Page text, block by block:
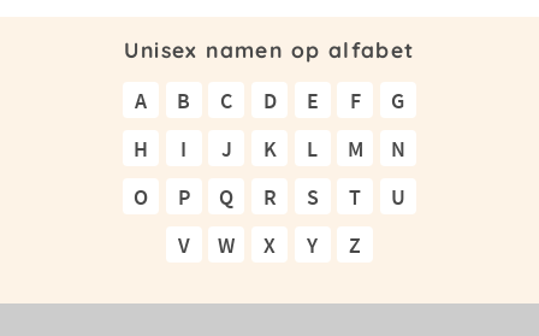
Unisex namen op alfabet
A B C D E F
G
H
I J K L M
N
O
P Q R S T
U
V
W X Y Z